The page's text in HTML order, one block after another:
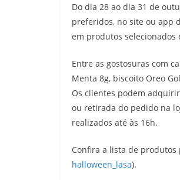
Do dia 28 ao dia 31 de
preferidos, no site ou app
em produtos selecionados
Entre as gostosuras com
Menta 8g, biscoito Oreo
Os clientes podem
ou retirada do pedido na
realizados até às 16h.
Confira a lista de
halloween_lasa).